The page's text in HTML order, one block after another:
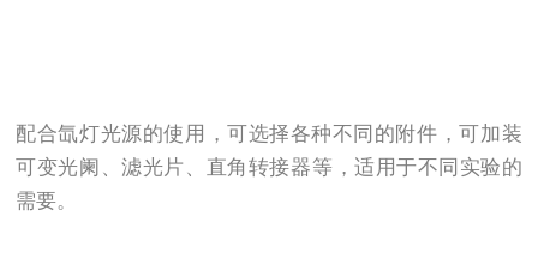
配合氙灯光源的使用，可选择各种不同的附件，可加装
可变光阑、滤光片、直角转接器等，适用于不同实验的
需要。